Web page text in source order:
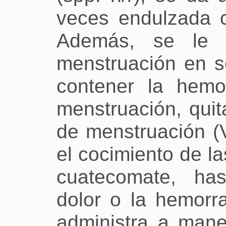
veces endulzada
Además, se le
menstruación en
contener la
menstruación,
de menstruación
el cocimiento de
cuatecomate,
dolor o la